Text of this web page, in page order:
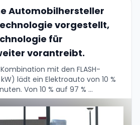
Automobilhersteller
vorgestellt,
für
vorantreibt.
mit den FLASH-
lädt ein Elektroauto von 10 %
Von 10 % auf 97 % …